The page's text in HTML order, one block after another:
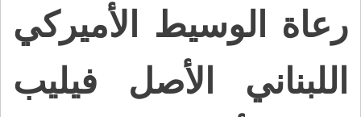
رعاة الوسيط الأميركي
اللبناني الأصل فيليب